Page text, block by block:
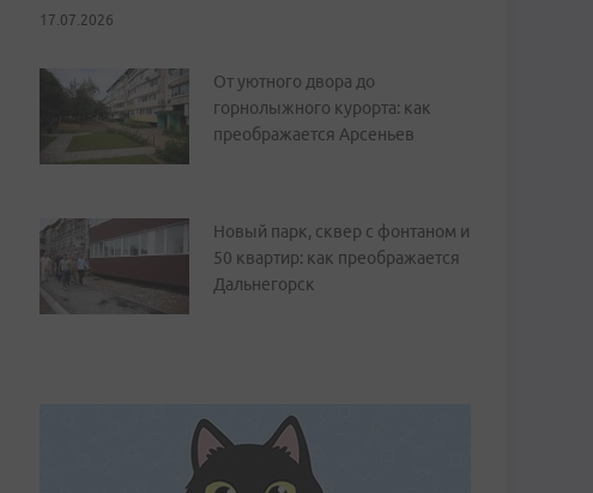
17.07.2026
От уютного двора до
горнолыжного курорта: как
преображается Арсеньев
Новый парк, сквер с фонтаном и
50 квартир: как преображается
Дальнегорск